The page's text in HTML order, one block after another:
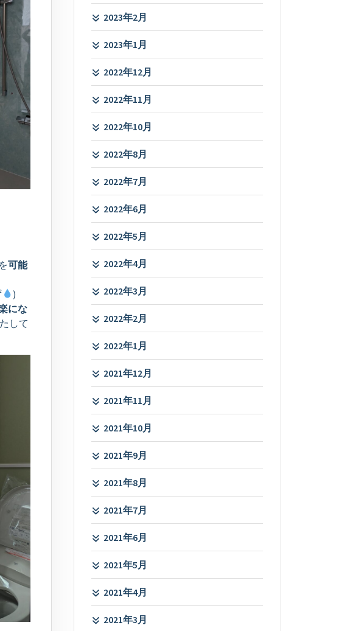
可能
)
にな
して
2023年2月
2023年1月
2022年12月
2022年11月
2022年10月
2022年8月
2022年7月
2022年6月
2022年5月
2022年4月
2022年3月
2022年2月
2022年1月
2021年12月
2021年11月
2021年10月
2021年9月
2021年8月
2021年7月
2021年6月
2021年5月
2021年4月
2021年3月